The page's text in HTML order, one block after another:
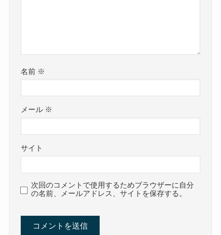
名前 ※
メール ※
サイト
次回のコメントで使用するためブラウザーに自分
の名前、メールアドレス、サイトを保存する。